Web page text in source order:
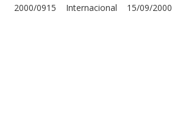
2000/0915 Internacional 15/09/2000